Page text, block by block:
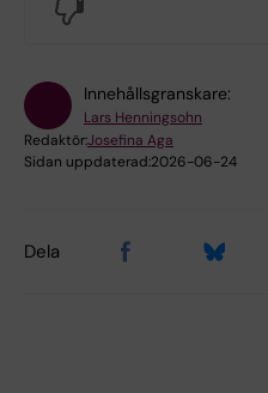
Innehållsgranskare:
Lars Henningsohn
Redaktör:Josefina Aga
Sidan uppdaterad:2026-06-24
Dela